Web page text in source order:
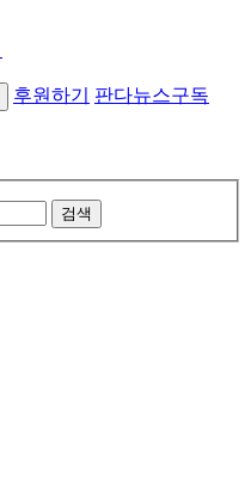
후원하기 판다뉴스구독
검색